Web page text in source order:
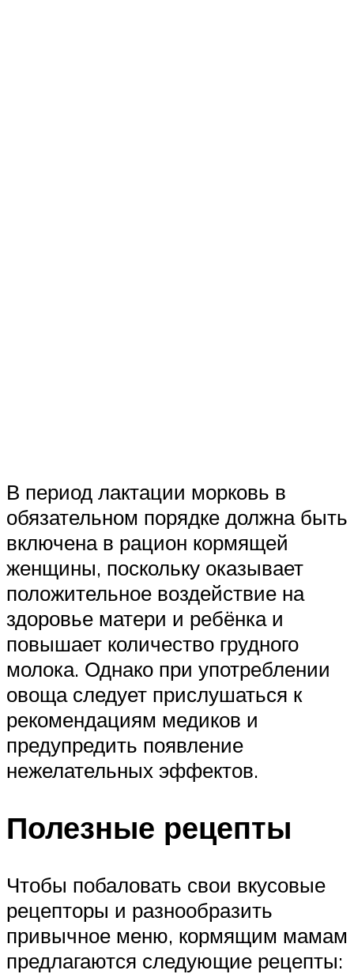
В период лактации морковь в
обязательном порядке должна быть
включена в рацион кормящей
женщины, поскольку оказывает
положительное воздействие на
здоровье матери и ребёнка и
повышает количество грудного
молока. Однако при употреблении
овоща следует прислушаться к
рекомендациям медиков и
предупредить появление
нежелательных эффектов.
Полезные рецепты
Чтобы побаловать свои вкусовые
рецепторы и разнообразить
привычное меню, кормящим мамам
предлагаются следующие рецепты: